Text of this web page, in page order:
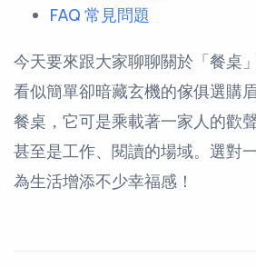
FAQ 常見問題
今天要來跟大家聊聊關於「餐桌
看似簡單卻暗藏玄機的傢俱選購
餐桌，它可是乘載著一家人的歡
甚至是工作、閱讀的場域。選對
為生活增添不少幸福感！